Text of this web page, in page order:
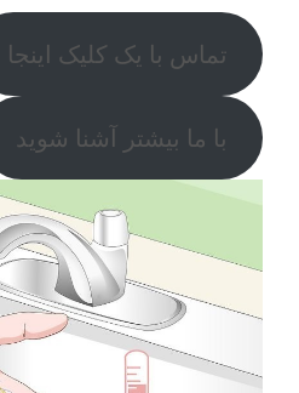
تماس با یک کلیک اینجا
با ما بیشتر آشنا شوید